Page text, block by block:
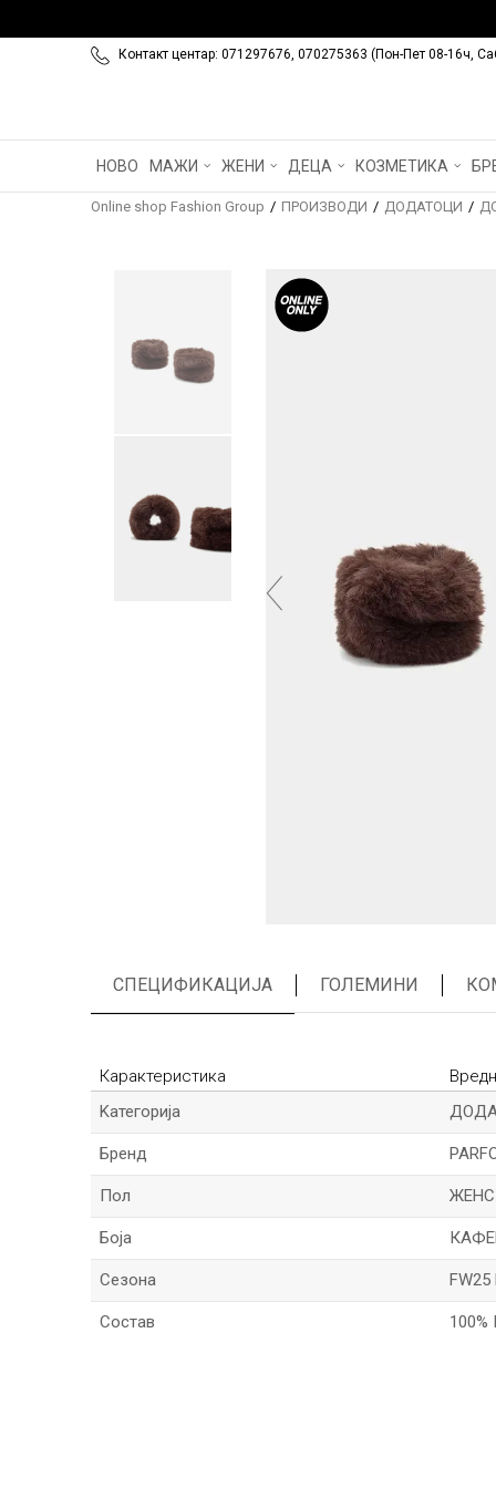
Контакт центар: 071297676, 070275363 (Пон-Пет 08-16ч,
НОВО МАЖИ ЖЕНИ ДЕЦА КОЗМЕТИКА
Online shop Fashion Group ПРОИЗВОДИ ДОДАТОЦИ
СПЕЦИФИКАЦИЈА ГОЛЕМИНИ
Карактеристика
Kатегорија
Бренд
Пол
Боја
Сезона
Состав